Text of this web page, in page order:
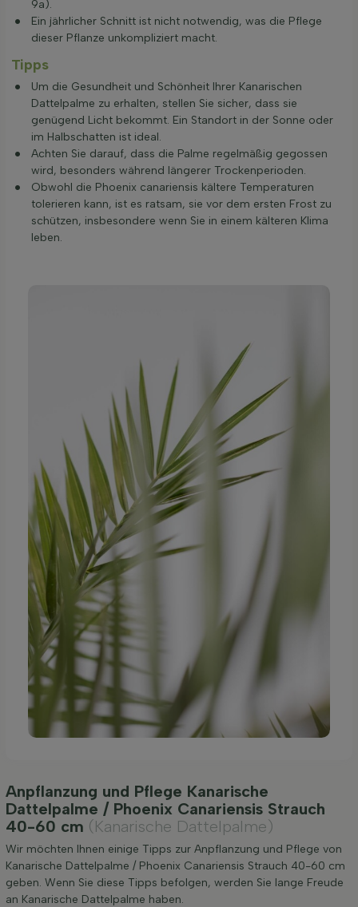
9a).
Ein jährlicher Schnitt ist nicht notwendig, was die Pflege
dieser Pflanze unkompliziert macht.
Tipps
Um die Gesundheit und Schönheit Ihrer Kanarischen
Dattelpalme zu erhalten, stellen Sie sicher, dass sie
genügend Licht bekommt. Ein Standort in der Sonne oder
im Halbschatten ist ideal.
Achten Sie darauf, dass die Palme regelmäßig gegossen
wird, besonders während längerer Trockenperioden.
Obwohl die Phoenix canariensis kältere Temperaturen
tolerieren kann, ist es ratsam, sie vor dem ersten Frost zu
schützen, insbesondere wenn Sie in einem kälteren Klima
leben.
Anpflanzung und Pflege Kanarische
Dattelpalme / Phoenix Canariensis Strauch
40-60 cm (Kanarische Dattelpalme)
Wir möchten Ihnen einige Tipps zur Anpflanzung und Pflege von
Kanarische Dattelpalme / Phoenix Canariensis Strauch 40-60 cm
geben. Wenn Sie diese Tipps befolgen, werden Sie lange Freude
an Kanarische Dattelpalme haben.